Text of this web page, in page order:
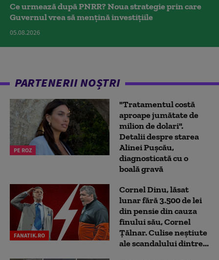
Ce urmează după PNRR? Noua strategie prin care
Guvernul vrea să mențină investițiile
05.08.2026
PARTENERII NOȘTRI
PE ROZ
"Tratamentul costă
aproape jumătate de
milion de dolari".
Detalii despre starea
Alinei Pușcău,
diagnosticată cu o
boală gravă
FANATIK.RO
Cornel Dinu, lăsat
lunar fără 3.500 de lei
din pensie din cauza
finului său, Cornel
Țălnar. Culise neștiute
ale scandalului dintre...